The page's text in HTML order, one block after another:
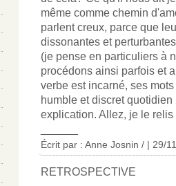
même comme chemin
parlent creux, parce que
dissonantes et
(je pense en particuliers à
procédons ainsi parfois et
verbe est incarné, ses
humble et discret
explication. Allez, je le
Écrit par : Anne Josnin / | 29/
RETROSPECTIVE